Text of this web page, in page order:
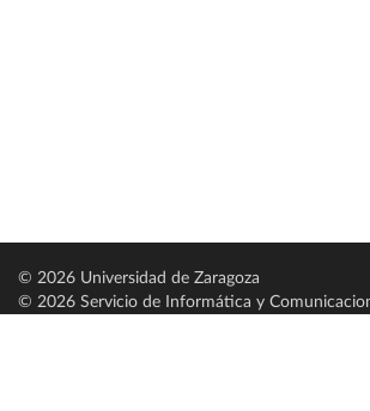
© 2026 Universidad de Zaragoza
© 2026 Servicio de Informática y